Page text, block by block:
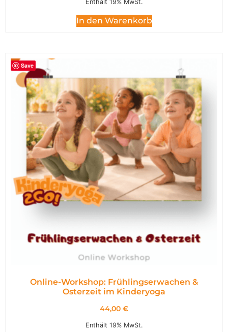
Enthält 19% MwSt.
In den Warenkorb
Save
Online-Workshop: Frühlingserwachen &
Osterzeit im Kinderyoga
44,00 €
Enthält 19% MwSt.